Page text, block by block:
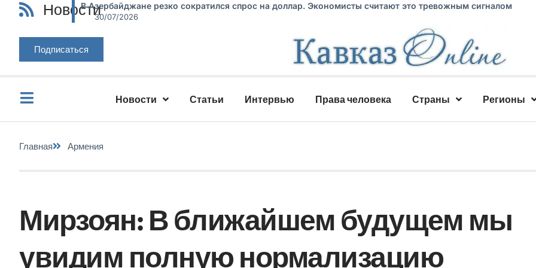
НовостиВ Азербайджане резко сократился спрос на доллар. Экономисты считают это тревожным сигналом
30/07/2026
Подписаться
Новости Статьи Интервью Права человека Страны Регионы
Главная Армения
Мирзоян: В ближайшем будущем мы
увидим полную нормализацию